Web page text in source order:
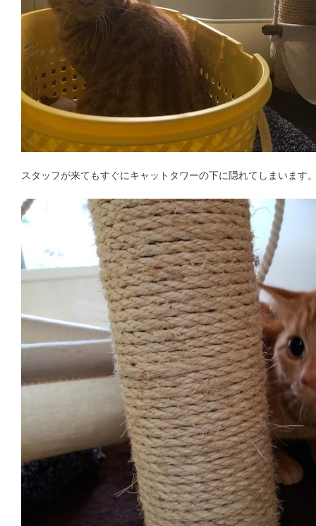
スタッフが来てもすぐにキャットタワーの下に隠れてしまいます